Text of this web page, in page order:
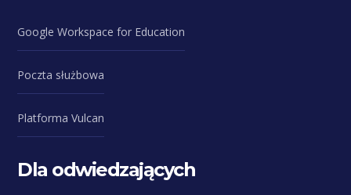
Google Workspace for Education
Poczta służbowa
Platforma Vulcan
Dla odwiedzających